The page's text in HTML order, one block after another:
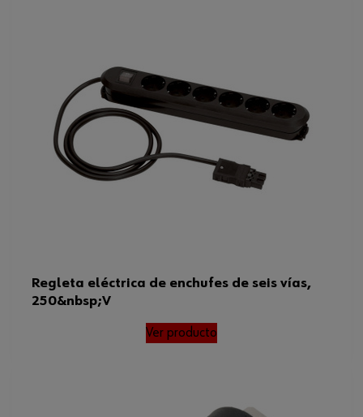
Regleta eléctrica de enchufes de seis vías,
250&nbsp;V
Ver producto